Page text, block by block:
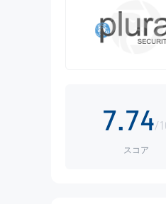
4
5
7.
4
5
7
8
1
2
4
5
/
スコア